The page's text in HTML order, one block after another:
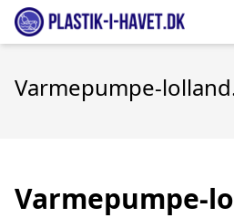
Varmepumpe-
Varmepumpe-